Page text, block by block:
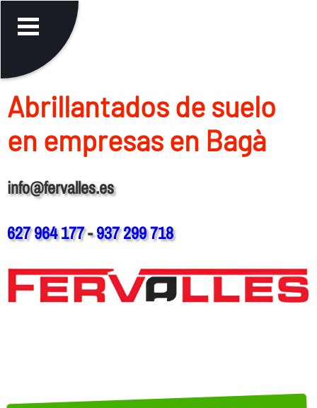
Abrillantados de suelo
en empresas en Bagà
info@fervalles.es
627 964 177-937 299 718